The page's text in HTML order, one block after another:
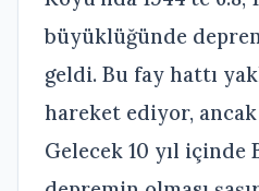
büyüklüğünde
geldi. Bu fay hattı
hareket ediyor, ancak
Gelecek 10 yıl içinde